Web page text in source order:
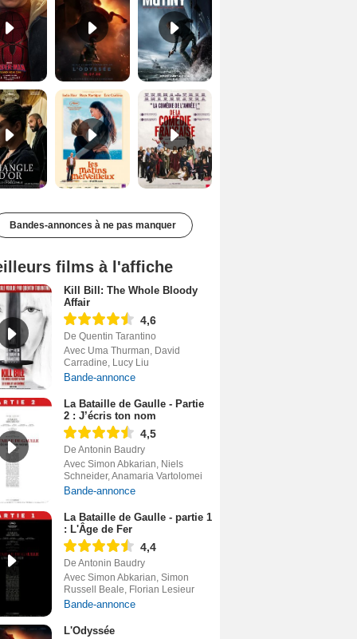
Les Matins merveilleux Bande-annonce VF De la Comédie-Française Teaser VF
Bandes-annonces à ne pas manquer
films à l'affiche
Kill Bill: The Whole Bloody
Affair
4,6
De Quentin Tarantino
Avec Uma Thurman, David
Carradine, Lucy Liu
Bande-annonce
La Bataille de Gaulle - Partie
2 : J’écris ton nom
4,5
De Antonin Baudry
Avec Simon Abkarian, Niels
Schneider, Anamaria Vartolomei
Bande-annonce
La Bataille de Gaulle - partie 1
: L'Âge de Fer
4,4
De Antonin Baudry
Avec Simon Abkarian, Simon
Russell Beale, Florian Lesieur
Bande-annonce
L'Odyssée